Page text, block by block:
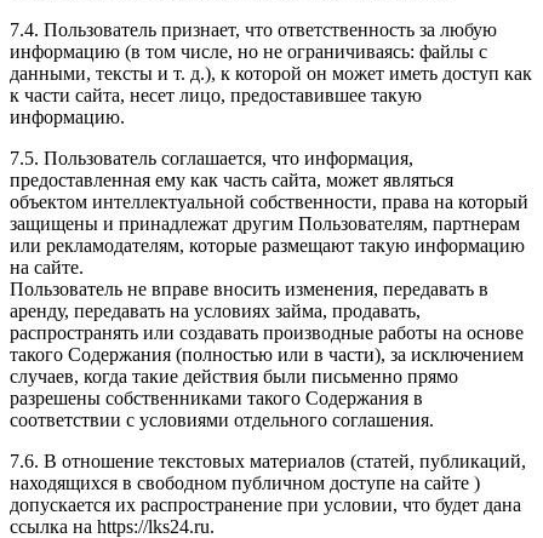
7.4. Пользователь признает, что ответственность за любую
информацию (в том числе, но не ограничиваясь: файлы с
данными, тексты и т. д.), к которой он может иметь доступ как
к части сайта, несет лицо, предоставившее такую
информацию.
7.5. Пользователь соглашается, что информация,
предоставленная ему как часть сайта, может являться
объектом интеллектуальной собственности, права на который
защищены и принадлежат другим Пользователям, партнерам
или рекламодателям, которые размещают такую информацию
на сайте.
Пользователь не вправе вносить изменения, передавать в
аренду, передавать на условиях займа, продавать,
распространять или создавать производные работы на основе
такого Содержания (полностью или в части), за исключением
случаев, когда такие действия были письменно прямо
разрешены собственниками такого Содержания в
соответствии с условиями отдельного соглашения.
7.6. В отношение текстовых материалов (статей, публикаций,
находящихся в свободном публичном доступе на сайте )
допускается их распространение при условии, что будет дана
ссылка на https://lks24.ru.